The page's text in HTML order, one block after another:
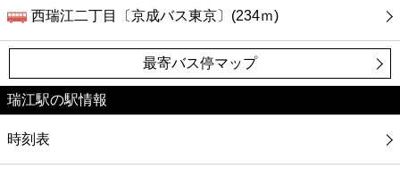
西瑞江二丁目〔京成バス東京〕(234ｍ)
最寄バス停マップ
瑞江駅の駅情報
時刻表